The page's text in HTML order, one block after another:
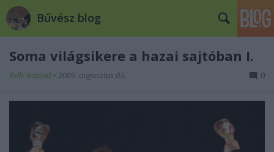
Bűvész blog
Soma világsikere a hazai sajtóban I.
Kelle Botond • 2009. augusztus 03. 0